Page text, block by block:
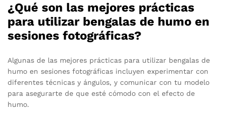
¿Qué son las mejores prácticas
para utilizar bengalas de humo en
sesiones fotográficas?
Algunas de las mejores prácticas para utilizar bengalas de
humo en sesiones fotográficas incluyen experimentar con
diferentes técnicas y ángulos, y comunicar con tu modelo
para asegurarte de que esté cómodo con el efecto de
humo.